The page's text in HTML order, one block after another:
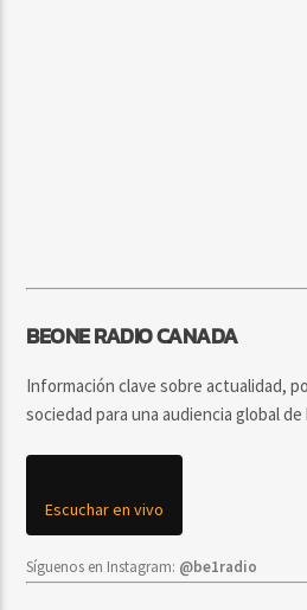
BEONE RADIO CANADA
Información clave sobre actualidad,
sociedad para una audiencia global de
Escuchar en vivo
Síguenos en Instagram: @be1radio